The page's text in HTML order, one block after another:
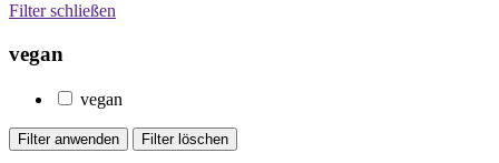
Filter schließen
vegan
vegan